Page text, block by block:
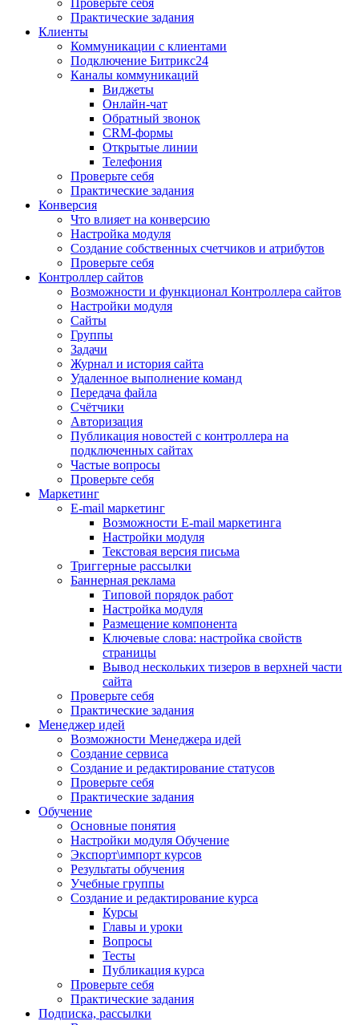
Проверьте себя
Практические задания
Клиенты
Коммуникации с клиентами
Подключение Битрикс24
Каналы коммуникаций
Виджеты
Онлайн-чат
Обратный звонок
CRM-формы
Открытые линии
Телефония
Проверьте себя
Практические задания
Конверсия
Что влияет на конверсию
Настройка модуля
Создание собственных счетчиков и атрибутов
Проверьте себя
Контроллер сайтов
Возможности и функционал Контроллера сайтов
Настройки модуля
Сайты
Группы
Задачи
Журнал и история сайта
Удаленное выполнение команд
Передача файла
Счётчики
Авторизация
Публикация новостей с контроллера на
подключенных сайтах
Частые вопросы
Проверьте себя
Маркетинг
E-mail маркетинг
Возможности E-mail маркетинга
Настройки модуля
Текстовая версия письма
Триггерные рассылки
Баннерная реклама
Типовой порядок работ
Настройка модуля
Размещение компонента
Ключевые слова: настройка свойств
страницы
Вывод нескольких тизеров в верхней части
сайта
Проверьте себя
Практические задания
Менеджер идей
Возможности Менеджера идей
Создание сервиса
Создание и редактирование статусов
Проверьте себя
Практические задания
Обучение
Основные понятия
Настройки модуля Обучение
Экспорт\импорт курсов
Результаты обучения
Учебные группы
Создание и редактирование курса
Курсы
Главы и уроки
Вопросы
Тесты
Публикация курса
Проверьте себя
Практические задания
Подписка, рассылки